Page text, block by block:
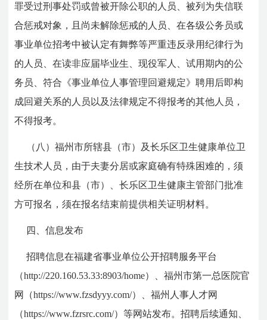
罪受过刑事处罚或曾被开除公职的人员、被列为失信联
合惩戒对象，且尚未解除惩戒的人员、在各级公务员或
事业单位招考中被认定有舞弊等严重违反录用纪律行为
的人员、在读非应届毕业生、现役军人、试用期内的公
务员、符合《事业单位人事管理回避规定》聘用后即构
成回避关系的人员以及法律规定不得报考的其他人员，
不得报考。
（八）福州市所辖县（市）及长乐区卫生健康单位卫
生技术人员，由于夫妻分居或家庭确有特殊困难的，须
经所在单位和县（市）、长乐区卫生健康主管部门批准
方可报名，须在报名结束前提供相关证明材料。
四、信息发布
招聘信息在福建省事业单位公开招聘服务平台
（http://220.160.53.33:8903/home）、福州市第一总医院官
网（https://www.fzsdyyy.com/）、福州人事人才网
（https://www.fzrsrc.com/）等网站发布。招聘后续通知、